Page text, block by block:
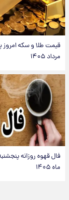
مرداد ۱۴۰۵
ماه ۱۴۰۵